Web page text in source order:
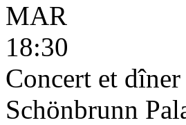
MAR
18:30
Concert et
Schönbrunn